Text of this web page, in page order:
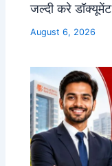
जल्दी करे
August 6, 2026